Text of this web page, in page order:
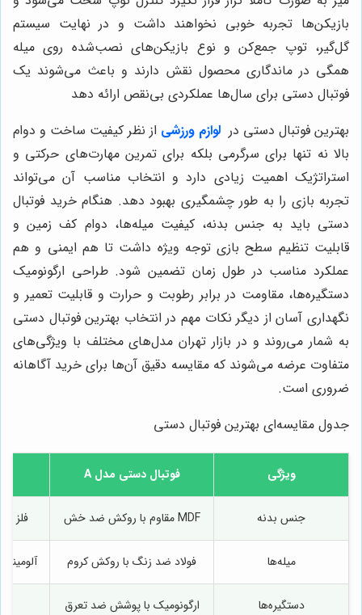
بازیکن‌ها تجربه خوبی نخواهند داشت و در نهایت سیستم
گل‌گیر، توپ جمع‌کن و نوع بازیکن‌های نصب‌شده روی میله
همگی در ماندگاری محصول نقش دارند و باعث می‌شوند یک
فوتبال دستی برای سال‌ها عملکردی بی‌نقص ارائه دهد
بهترین فوتبال دستی در لوازم ورزشی از نظر کیفیت ساخت و دوام
بالا نه تنها برای سرگرمی بلکه برای تمرین مهارت‌های حرکتی و
استراتژیک اهمیت زیادی دارد و انتخاب مناسب آن می‌تواند
تجربه بازی را به طور چشمگیری بهبود دهد. هنگام خرید فوتبال
دستی باید به جنس بدنه، کیفیت میله‌ها، دوام کف زمین و
قابلیت تنظیم سطح بازی توجه ویژه داشت تا هم ایمنی و هم
عملکرد مناسب در طول زمان تضمین شود. طراحی ارگونومیک
دستگیره‌ها، مقاومت در برابر رطوبت و حرارت و قابلیت تعمیر و
نگهداری آسان از دیگر نکات مهم در انتخاب بهترین فوتبال دستی
به شمار می‌روند و در بازار تهران مدل‌های مختلف با ویژگی‌های
متفاوت عرضه می‌شوند که مقایسه دقیق آن‌ها برای خرید آگاهانه
ضروری است.
جدول مقایسه‌ای بهترین فوتبال دستی
ویژگی فوتبال دستی مدل A
جنس بدنه MDF مقاوم با روکش ضد خش فلز
میله‌ها فولاد ضد زنگ با روکش کروم
دستگیره‌ها ارگونومیک با پوشش ضد تعرق